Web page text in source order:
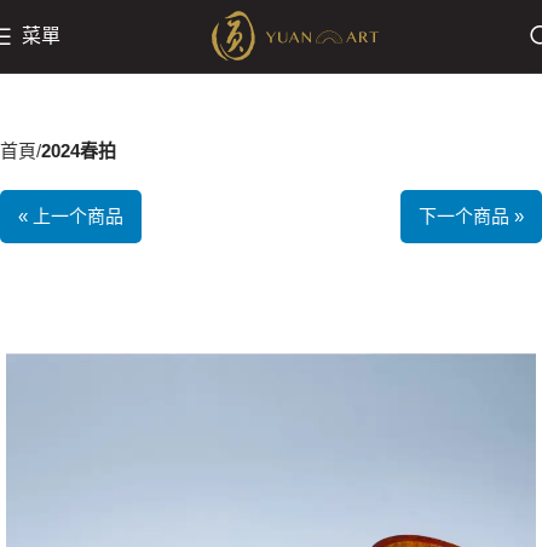
菜單
首頁 2024春拍
« 上一个商品 下一个商品 »